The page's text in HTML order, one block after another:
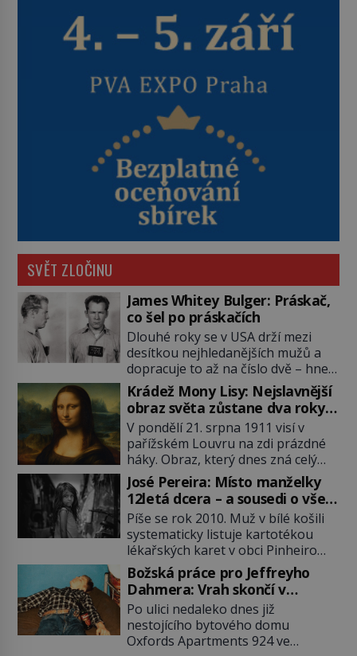
SVĚT ZLOČINU
James Whitey Bulger: Práskač,
co šel po práskačích
Dlouhé roky se v USA drží mezi
desítkou nejhledanějších mužů a
dopracuje to až na číslo dvě – hned
po Usámovi bin Ládinovi (1957–
2011). To je James „Whitey“ Bulger
(1929–2018) viněný ze spoluúčasti
na 19 vraždách, vydírání a lichvy. A
samozřejmě, krom toho je ještě
drogový dealer, který neváhá
odstranit z cesty všechny práskače,
zatímco […]
Krádež Mony Lisy: Nejslavnější
obraz světa zůstane dva roky
nezvěstný
V pondělí 21. srpna 1911 visí v
pařížském Louvru na zdi prázdné
háky. Obraz, který dnes zná celý
svět, je pryč. Zpočátku si nikdo
nemyslí, že jde o krádež.
Zaměstnanci jsou přesvědčeni, že
Mona Lisa je jen v restaurátorské
dílně nebo u fotografa. Když se
ukáže pravda, propukne jeden z
největších honů na zloděje v […]
José Pereira: Místo manželky
12letá dcera – a sousedi o všem
vědí!
Píše se rok 2010. Muž v bílé košili
systematicky listuje kartotékou
lékařských karet v obci Pinheiro
ležící asi 20 kilometrů od farmy s
podivínským majitelem. Něco tu
nesedí. Ledaže… Ledaže by ta
mladá dívka z farmy byla ne
manželkou, ale dcerou – a všechny
ty děti byly zplozené v incestu. Na
Božská práce pro Jeffreyho
Dahmera: Vrah skončí v
tratolišti krve ve vězeňských
umývárnách
Po ulici nedaleko dnes již
nestojícího bytového domu
Oxfords Apartments 924 ve